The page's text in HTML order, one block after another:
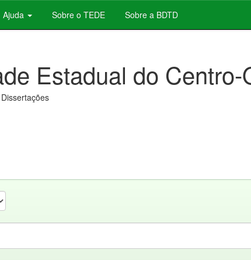
Ajuda Sobre o TEDE Sobre a BDTD
Estadual do Centro-